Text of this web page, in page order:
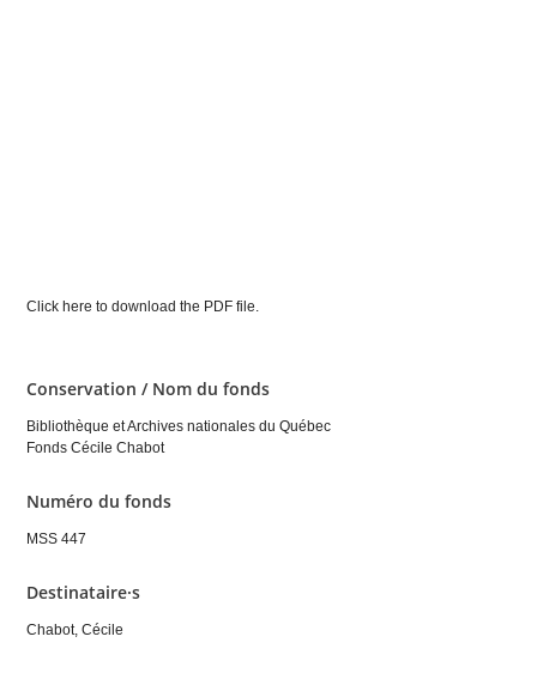
Click here to download the PDF file.
Conservation / Nom du fonds
Bibliothèque et Archives nationales du Québec
Fonds Cécile Chabot
Numéro du fonds
MSS 447
Destinataire·s
Chabot, Cécile